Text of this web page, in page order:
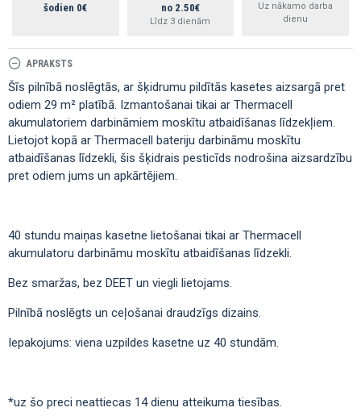
šodien 0€
no 2.50€
Līdz 3 dienām
Uz nākamo darba
dienu
APRAKSTS
Šīs pilnībā noslēgtās, ar šķidrumu pildītās kasetes aizsargā pret
odiem 29 m² platībā. Izmantošanai tikai ar Thermacell
akumulatoriem darbināmiem moskītu atbaidīšanas līdzekļiem.
Lietojot kopā ar Thermacell bateriju darbināmu moskītu
atbaidīšanas līdzekli, šis šķidrais pesticīds nodrošina aizsardzību
pret odiem jums un apkārtējiem.
40 stundu maiņas kasetne lietošanai tikai ar Thermacell
akumulatoru darbināmu moskītu atbaidīšanas līdzekli.
Bez smaržas, bez DEET un viegli lietojams.
Pilnībā noslēgts un ceļošanai draudzīgs dizains.
Iepakojums: viena uzpildes kasetne uz 40 stundām.
*uz šo preci neattiecas 14 dienu atteikuma tiesības.